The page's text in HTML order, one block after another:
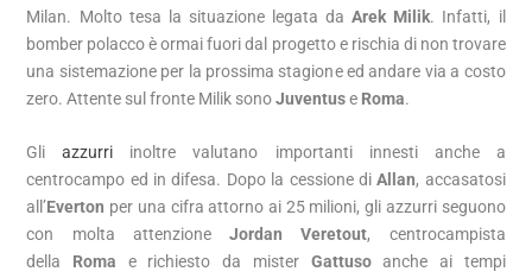
Milan. Molto tesa la situazione legata daArek Milik. Infatti, il
bomber polacco è ormai fuori dal progetto e rischia di non trovare
una sistemazione per la prossima stagione ed andare via a costo
zero. Attente sul fronte Milik sonoJuventuse Roma.
Gliazzurri inoltre valutano importanti innesti anche a
centrocampo ed in difesa. Dopo la cessione diAllan, accasatosi
all’Everton per una cifra attorno ai 25 milioni, gli azzurri seguono
con molta attenzioneJordan Veretout, centrocampista
della Roma e richiesto da mister Gattusoanche ai tempi